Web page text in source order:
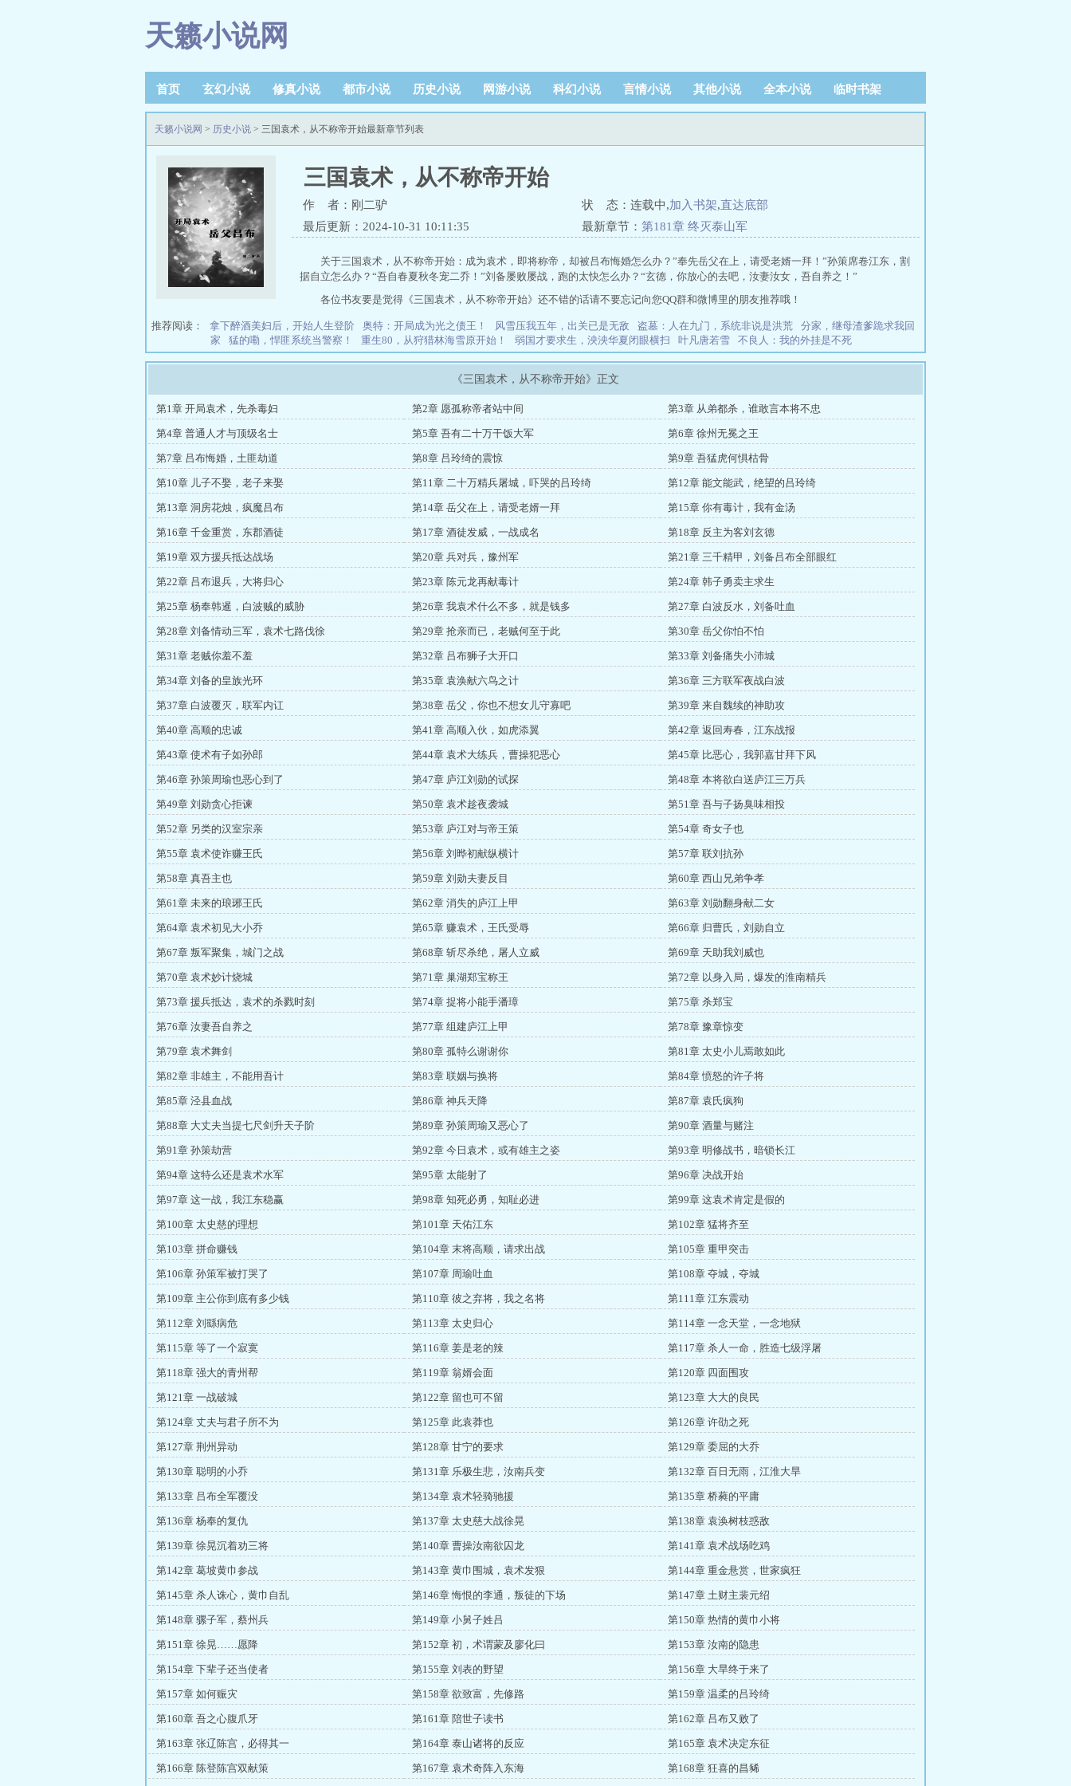
天籁小说网
首页 玄幻小说 修真小说 都市小说 历史小说 网游小说 科幻小说 言情小说 其他小说 全本小说 临时书架
天籁小说网 > 历史小说 > 三国袁术，从不称帝开始最新章节列表
三国袁术，从不称帝开始
作 者：刚二驴 状 态：连载中,加入书架,直达底部
最后更新：2024-10-31 10:11:35
最新章节： 第181章 终灭泰山军
关于三国袁术，从不称帝开始：成为袁术，即将称帝，却被吕布悔婚怎么办？”奉先岳父在上，请受老婿一拜！”孙策席卷江东，割
据自立怎么办？“吾自春夏秋冬宠二乔！”刘备屡败屡战，跑的太快怎么办？“玄德，你放心的去吧，汝妻汝女，吾自养之！”
各位书友要是觉得《三国袁术，从不称帝开始》还不错的话请不要忘记向您QQ群和微博里的朋友推荐哦！
推荐阅读： 拿下醉酒美妇后，开始人生登阶 奥特：开局成为光之债王！ 风雪压我五年，出关已是无敌 盗墓：人在九门，系统非说是洪荒
分家，继母渣爹跪求我回
家
猛的嘞，悍匪系统当警察！ 重生80，从狩猎林海雪原开始！ 弱国才要求生，泱泱华夏闭眼横扫 叶凡唐若雪 不良人：我的外挂是不死
《三国袁术，从不称帝开始》正文
第1章 开局袁术，先杀毒妇 第2章 愿孤称帝者站中间 第3章 从弟都杀，谁敢言本将不忠
第4章 普通人才与顶级名士 第5章 吾有二十万干饭大军 第6章 徐州无冕之王
第7章 吕布悔婚，土匪劫道 第8章 吕玲绮的震惊 第9章 吾猛虎何惧枯骨
第10章 儿子不娶，老子来娶 第11章 二十万精兵屠城，吓哭的吕玲绮 第12章 能文能武，绝望的吕玲绮
第13章 洞房花烛，疯魔吕布 第14章 岳父在上，请受老婿一拜 第15章 你有毒计，我有金汤
第16章 千金重赏，东郡酒徒 第17章 酒徒发威，一战成名 第18章 反主为客刘玄德
第19章 双方援兵抵达战场 第20章 兵对兵，豫州军 第21章 三千精甲，刘备吕布全部眼红
第22章 吕布退兵，大将归心 第23章 陈元龙再献毒计 第24章 韩子勇卖主求生
第25章 杨奉韩暹，白波贼的威胁 第26章 我袁术什么不多，就是钱多 第27章 白波反水，刘备吐血
第28章 刘备情动三军，袁术七路伐徐 第29章 抢亲而已，老贼何至于此 第30章 岳父你怕不怕
第31章 老贼你羞不羞 第32章 吕布狮子大开口 第33章 刘备痛失小沛城
第34章 刘备的皇族光环 第35章 袁涣献六鸟之计 第36章 三方联军夜战白波
第37章 白波覆灭，联军内讧 第38章 岳父，你也不想女儿守寡吧 第39章 来自魏续的神助攻
第40章 高顺的忠诚 第41章 高顺入伙，如虎添翼 第42章 返回寿春，江东战报
第43章 使术有子如孙郎 第44章 袁术大练兵，曹操犯恶心 第45章 比恶心，我郭嘉甘拜下风
第46章 孙策周瑜也恶心到了 第47章 庐江刘勋的试探 第48章 本将欲白送庐江三万兵
第49章 刘勋贪心拒谏 第50章 袁术趁夜袭城 第51章 吾与子扬臭味相投
第52章 另类的汉室宗亲 第53章 庐江对与帝王策 第54章 奇女子也
第55章 袁术使诈赚王氏 第56章 刘晔初献纵横计 第57章 联刘抗孙
第58章 真吾主也 第59章 刘勋夫妻反目 第60章 西山兄弟争孝
第61章 未来的琅琊王氏 第62章 消失的庐江上甲 第63章 刘勋翻身献二女
第64章 袁术初见大小乔 第65章 赚袁术，王氏受辱 第66章 归曹氏，刘勋自立
第67章 叛军聚集，城门之战 第68章 斩尽杀绝，屠人立威 第69章 天助我刘威也
第70章 袁术妙计烧城 第71章 巢湖郑宝称王 第72章 以身入局，爆发的淮南精兵
第73章 援兵抵达，袁术的杀戮时刻 第74章 捉将小能手潘璋 第75章 杀郑宝
第76章 汝妻吾自养之 第77章 组建庐江上甲 第78章 豫章惊变
第79章 袁术舞剑 第80章 孤特么谢谢你 第81章 太史小儿焉敢如此
第82章 非雄主，不能用吾计 第83章 联姻与换将 第84章 愤怒的许子将
第85章 泾县血战 第86章 神兵天降 第87章 袁氏疯狗
第88章 大丈夫当提七尺剑升天子阶 第89章 孙策周瑜又恶心了 第90章 酒量与赌注
第91章 孙策劫营 第92章 今日袁术，或有雄主之姿 第93章 明修战书，暗锁长江
第94章 这特么还是袁术水军 第95章 太能射了 第96章 决战开始
第97章 这一战，我江东稳赢 第98章 知死必勇，知耻必进 第99章 这袁术肯定是假的
第100章 太史慈的理想 第101章 天佑江东 第102章 猛将齐至
第103章 拼命赚钱 第104章 末将高顺，请求出战 第105章 重甲突击
第106章 孙策军被打哭了 第107章 周瑜吐血 第108章 夺城，夺城
第109章 主公你到底有多少钱 第110章 彼之弃将，我之名将 第111章 江东震动
第112章 刘繇病危 第113章 太史归心 第114章 一念天堂，一念地狱
第115章 等了一个寂寞 第116章 姜是老的辣 第117章 杀人一命，胜造七级浮屠
第118章 强大的青州帮 第119章 翁婿会面 第120章 四面围攻
第121章 一战破城 第122章 留也可不留 第123章 大大的良民
第124章 丈夫与君子所不为 第125章 此袁莽也 第126章 许劭之死
第127章 荆州异动 第128章 甘宁的要求 第129章 委屈的大乔
第130章 聪明的小乔 第131章 乐极生悲，汝南兵变 第132章 百日无雨，江淮大旱
第133章 吕布全军覆没 第134章 袁术轻骑驰援 第135章 桥蕤的平庸
第136章 杨奉的复仇 第137章 太史慈大战徐晃 第138章 袁涣树枝惑敌
第139章 徐晃沉着劝三将 第140章 曹操汝南欲囚龙 第141章 袁术战场吃鸡
第142章 葛坡黄巾参战 第143章 黄巾围城，袁术发狠 第144章 重金悬赏，世家疯狂
第145章 杀人诛心，黄巾自乱 第146章 悔恨的李通，叛徒的下场 第147章 土财主裴元绍
第148章 骡子军，蔡州兵 第149章 小舅子姓吕 第150章 热情的黄巾小将
第151章 徐晃……愿降 第152章 初，术谓蒙及廖化曰 第153章 汝南的隐患
第154章 下辈子还当使者 第155章 刘表的野望 第156章 大旱终于来了
第157章 如何赈灾 第158章 欲致富，先修路 第159章 温柔的吕玲绮
第160章 吾之心腹爪牙 第161章 陪世子读书 第162章 吕布又败了
第163章 张辽陈宫，必得其一 第164章 泰山诸将的反应 第165章 袁术决定东征
第166章 陈登陈宫双献策 第167章 袁术奇阵入东海 第168章 狂喜的昌豨